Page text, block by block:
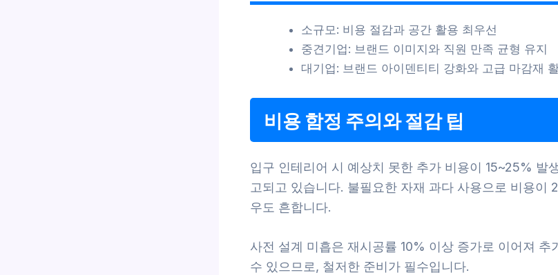
소규모: 비용 절감과 공간 활용 최우선
중견기업: 브랜드 이미지와 직원 만족 균형 유지
대기업: 브랜드 아이덴티티 강화와 고급 마감재
비용 함정 주의와 절감 팁
입구 인테리어 시 예상치 못한 추가 비용이 15~25% 발
고되고 있습니다. 불필요한 자재 과다 사용으로 비용이
우도 흔합니다.
사전 설계 미흡은 재시공률 10% 이상 증가로 이어져 추
수 있으므로, 철저한 준비가 필수입니다.